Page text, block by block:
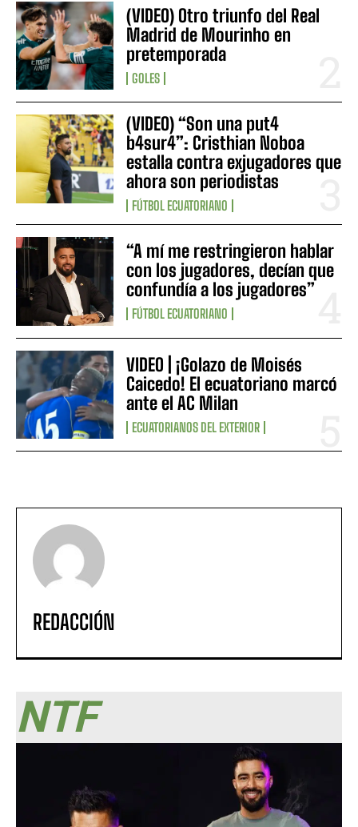
(VIDEO) Otro triunfo del Real
Madrid de Mourinho en
pretemporada
GOLES
(VIDEO) “Son una put4
b4sur4”: Cristhian Noboa
estalla contra exjugadores que
ahora son periodistas
FÚTBOL ECUATORIANO
“A mí me restringieron hablar
con los jugadores, decían que
confundía a los jugadores”
FÚTBOL ECUATORIANO
VIDEO | ¡Golazo de Moisés
Caicedo! El ecuatoriano marcó
ante el AC Milan
ECUATORIANOS DEL EXTERIOR
REDACCIÓN
NTF